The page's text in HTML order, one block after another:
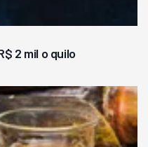
2 mil o quilo